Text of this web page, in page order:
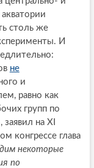
столь же
И
не
и
равно как
групп по
на XI
конгрессе глава
некоторые
по